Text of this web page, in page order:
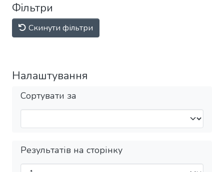
Фільтри
Скинути фільтри
Налаштування
Сортувати за
Результатів на сторінку